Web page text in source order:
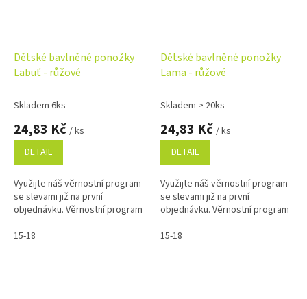
Dětské bavlněné ponožky
Labuť - růžové
Skladem 6ks
24,83 Kč / ks
DETAIL
Využijte náš věrnostní program
se slevami již na první
objednávku. Věrnostní program
15-18
Dětské bavlněné ponožky
Lama - růžové
Skladem > 20ks
24,83 Kč / ks
DETAIL
Využijte náš věrnostní program
se slevami již na první
objednávku. Věrnostní program
15-18